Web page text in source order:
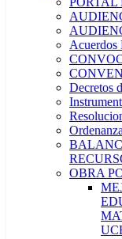
Acuerdos
Decretos
OBRA